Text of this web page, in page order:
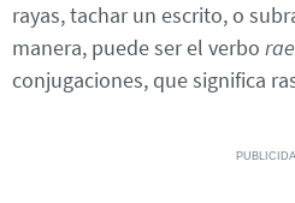
rayas, tachar un escrito, o
manera, puede ser el verbo
conjugaciones, que significa